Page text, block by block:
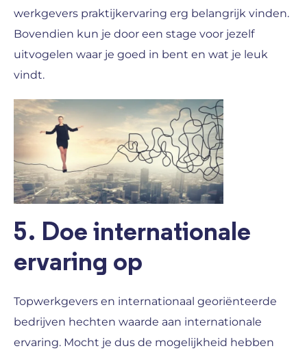
werkgevers praktijkervaring erg belangrijk vinden.
Bovendien kun je door een stage voor jezelf
uitvogelen waar je goed in bent en wat je leuk
vindt.
5. Doe internationale
ervaring op
Topwerkgevers en internationaal georiënteerde
bedrijven hechten waarde aan internationale
ervaring. Mocht je dus de mogelijkheid hebben